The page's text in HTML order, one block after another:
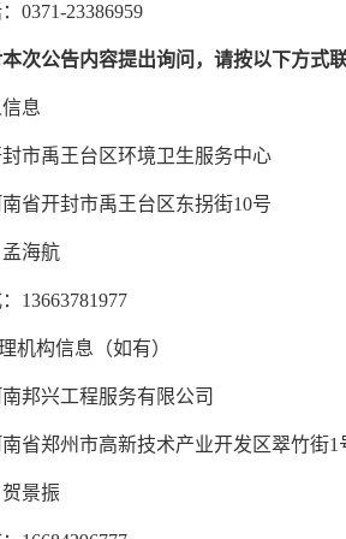
0371-23386959
本次公告内容提出询问，请按以下方式
息
市禹王台区环境卫生服务中心
省开封市禹王台区东拐街10号
海航
13663781977
机构信息（如有）
邦兴工程服务有限公司
省郑州市高新技术产业开发区翠竹街1
景振